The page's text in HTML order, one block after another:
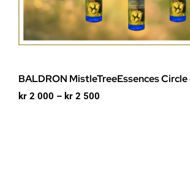
BALDRON MistleTreeEssences
kr 2 000 – kr 2 500